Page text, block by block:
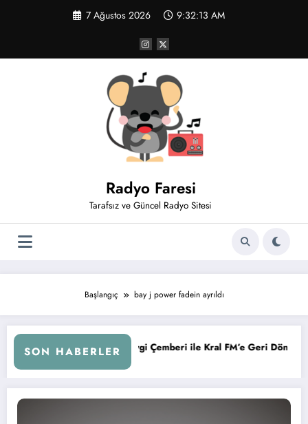
7 Ağustos 2026 9:32:14 AM
Radyo Faresi
Tarafsız ve Güncel Radyo Sitesi
Başlangıç bay j power fadein ayrıldı
SON HABERLER
Kurtuluş, Sevgi Çemberi ile Kral FM’e Geri Döndü!